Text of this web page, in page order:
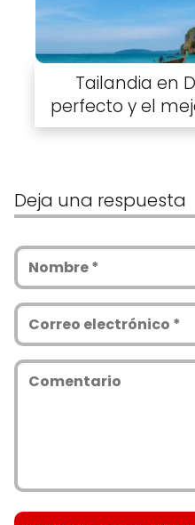
Tailandia en
perfecto y el
Deja una respuesta